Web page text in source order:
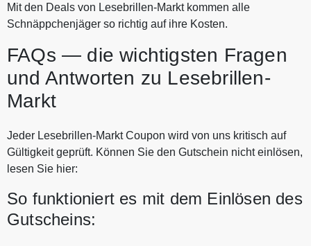
Mit den Deals von Lesebrillen-Markt kommen alle
Schnäppchenjäger so richtig auf ihre Kosten.
FAQs — die wichtigsten Fragen
und Antworten zu Lesebrillen-
Markt
Jeder Lesebrillen-Markt Coupon wird von uns kritisch auf
Gültigkeit geprüft. Können Sie den Gutschein nicht einlösen,
lesen Sie hier:
So funktioniert es mit dem Einlösen des
Gutscheins: